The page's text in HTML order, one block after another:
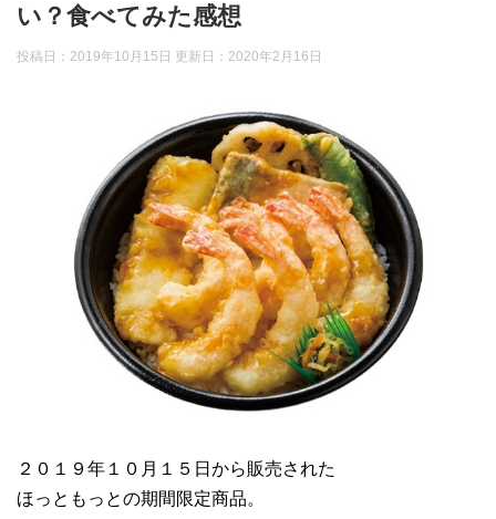
い？食べてみた感想
投稿日：2019年10月15日 更新日： 2020年2月16日
２０１９年１０月１５日から販売された
ほっともっとの期間限定商品。